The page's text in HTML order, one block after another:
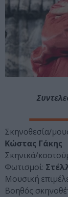
Σκηνοθεσία/
Κώστας Γάκης
Σκηνικά/
Φωτισμοί:
Μουσική
Βοηθός